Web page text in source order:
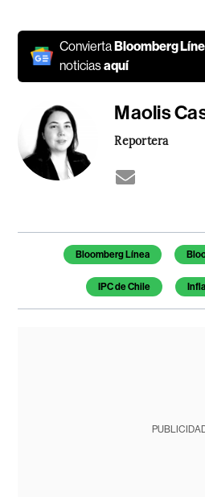
ConviertaBloomberg
noticiasaquí
Maolis
Reportera
Temas de este artículo
Bloomberg Línea
IPC de Chile